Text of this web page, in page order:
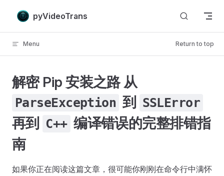
Skip to content
pyVideoTrans
Menu Return to top
解密 Pip 安装之路 从
ParseException 到 SSLError
再到 C++ 编译错误的完整排错指
南
如果你正在阅读这篇文章，很可能你刚刚在命令行中满怀